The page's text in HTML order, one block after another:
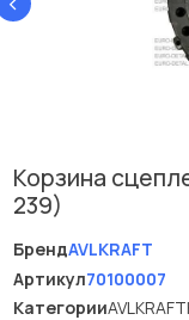
Корзина
239)
БрендAVLKRAFT
Артикул70100007
КатегорииAVLKRAFT